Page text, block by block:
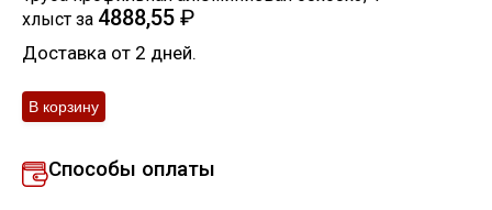
Остальное
Алюминиевый прокат
хлыст за 4888,55 ₽
Доставка от 2 дней.
Способы оплаты